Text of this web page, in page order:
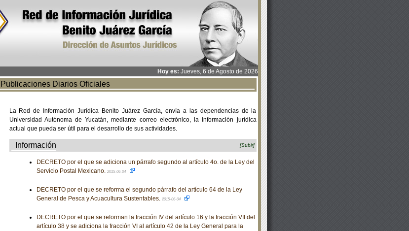
Hoy es: Jueves, 6 de Agosto de 2026
Publicaciones Diarios Oficiales
La Red de Información Jurídica Benito Juárez García, envía a las dependencias de la
Universidad Autónoma de Yucatán, mediante correo electrónico, la información jurídica
actual que pueda ser útil para el desarrollo de sus actividades.
Información [Subir]
DECRETO por el que se adiciona un párrafo segundo al artículo 4o. de la Ley del
Servicio Postal Mexicano. 2015-06-04
DECRETO por el que se reforma el segundo párrafo del artículo 64 de la Ley
General de Pesca y Acuacultura Sustentables. 2015-06-04
DECRETO por el que se reforman la fracción IV del artículo 16 y la fracción VII del
artículo 38 y se adiciona la fracción VI al artículo 42 de la Ley General para la